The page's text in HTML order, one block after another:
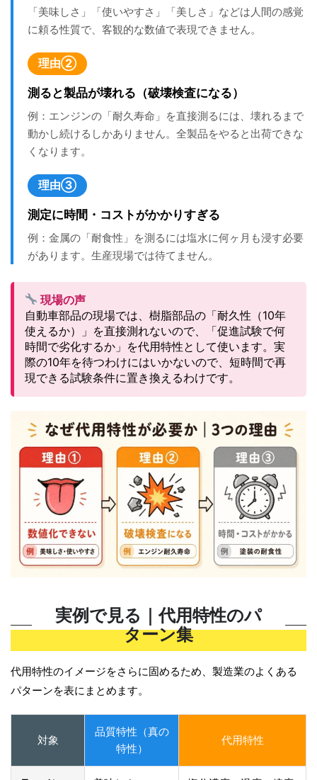
「美味しさ」「使いやすさ」「美しさ」などは人間の感覚
に頼る性質で、客観的な数値で表現できません。
理由②
測ると製品が壊れる（破壊検査になる）
例：エンジンの「耐久寿命」を直接測るには、壊れるまで
動かし続けるしかありません。全製品をやると出荷できな
くなります。
理由③
測定に時間・コストがかかりすぎる
例：金属の「耐食性」を測るには塩水に何ヶ月も浸す必要
があります。生産現場では待てません。
現場の声
自動車部品の現場では、樹脂部品の「耐久性（10年
使えるか）」を直接測れないので、「促進試験で何
時間で劣化するか」を代用特性として使います。実
際の10年を待つわけにはいかないので、短時間で再
現できる試験条件に置き換えるわけです。
実例で見る｜代用特性のパ
ターン集
代用特性のイメージをさらに固めるため、製造業のよくある
パターンを表にまとめます。
対象
品質特性（真の
特性）
代用特性